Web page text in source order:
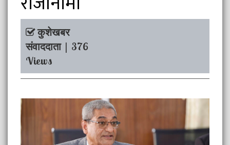
कुशेखबर
संवाददाता | 376
Views